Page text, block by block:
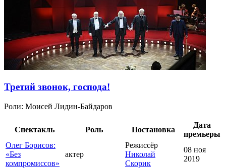
Третий звонок, господа!
Роли: Моисей Лидин-Байдаров
Спектакль Роль Постановка
Дата
премьеры
Олег Борисов:
«Без
компромиссов»
актер
Режиссёр
Николай
Скорик
08 ноя
2019